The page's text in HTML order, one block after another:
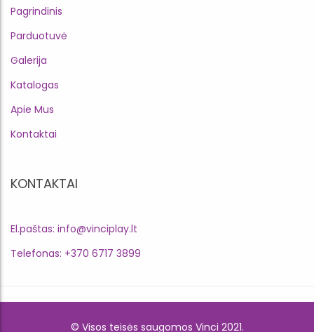
Pagrindinis
Parduotuvė
Galerija
Katalogas
Apie Mus
Kontaktai
KONTAKTAI
El.paštas: info@vinciplay.lt
Telefonas: +370 6717 3899
© Visos teisės saugomos Vinci 2021.